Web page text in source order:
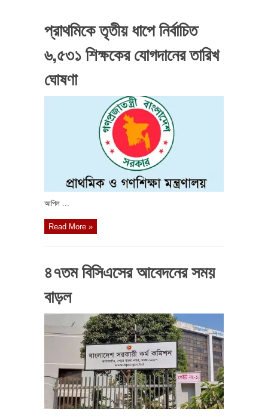
প্রাথমিকে তৃতীয় ধাপে নির্বাচিত
৬,৫৩১ শিক্ষকের যোগদানের তারিখ
ঘোষণা
আপিল ...
Read More »
৪৭তম বিসিএসের আবেদনের সময়
বাড়ল